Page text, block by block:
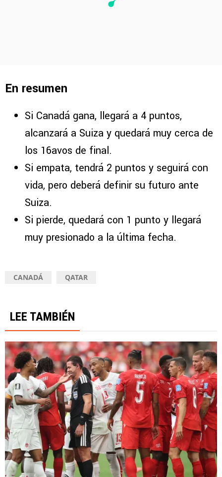
En resumen
Si Canadá gana, llegará a 4 puntos,
alcanzará a Suiza y quedará muy cerca de
los 16avos de final.
Si empata, tendrá 2 puntos y seguirá con
vida, pero deberá definir su futuro ante
Suiza.
Si pierde, quedará con 1 punto y llegará
muy presionado a la última fecha.
CANADÁ QATAR
LEE TAMBIÉN